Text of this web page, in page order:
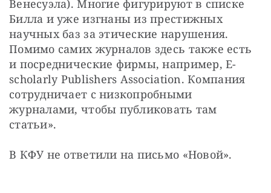
Венесуэла). Многие фигурируют в списке
Билла и уже изгнаны из престижных
научных баз за этические нарушения.
Помимо самих журналов здесь также есть
и посреднические фирмы, например, E-
scholarly Publishers Association. Компания
сотрудничает с низкопробными
журналами, чтобы публиковать там
статьи».
В КФУ не ответили на письмо «Новой».